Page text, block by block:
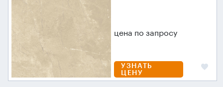
цена по запросу
УЗНАТЬ
ЦЕНУ